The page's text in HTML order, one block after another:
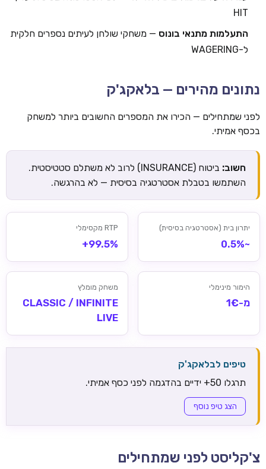
HIT
התעלמות מתנאי בונוס — משחקי שולחן לעיתים נספרים חלקית
ל-WAGERING
נתונים מהירים — בלאקג'ק
לפני שמתחילים — הכירו את המספרים החשובים ביותר למשחק
בכסף אמיתי.
חשוב:
ביטוח (INSURANCE) לרוב לא משתלם סטטיסטית.
השתמשו בטבלת אסטרטגיה בסיסית — לא בהרגשה.
יתרון בית (אסטרטגיה בסיסית)
~0.5%
RTP מקסימלי
99.5%+
הימור מינימלי
מ-1€
משחק מומלץ
CLASSIC / INFINITE
LIVE
טיפים לבלאקג'ק
תרגלו 50+ ידיים בהדגמה לפני כסף אמיתי.
הצג טיפ נוסף
צ'קליסט לפני שמתחילים